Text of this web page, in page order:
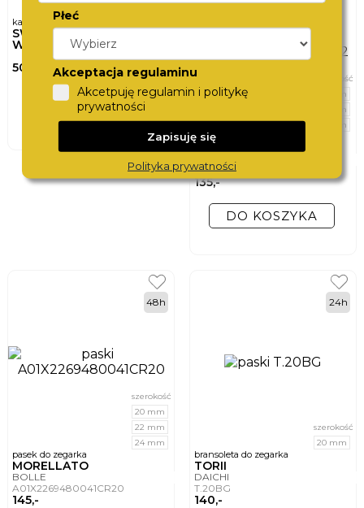
karta podarunkowa
SWISS
WATCHCARD
500,-
DO KOSZYKA
pasek do zegarka
MORELLATO
GRAFIC XL
A01K0969087034CR22
135,-
szerokość
20 mm
22 mm
24 mm
DO KOSZYKA
pasek do zegarka
MORELLATO
BOLLE
A01X2269480041CR20
145,-
szerokość
20 mm
22 mm
24 mm
48h
bransoleta do zegarka
TORII
DAICHI
T.20BG
140,-
szerokość
20 mm
24h
Płeć
Akceptacja regulaminu
Akcetpuję regulamin i politykę
prywatności
Zapisuję się
Polityka prywatności